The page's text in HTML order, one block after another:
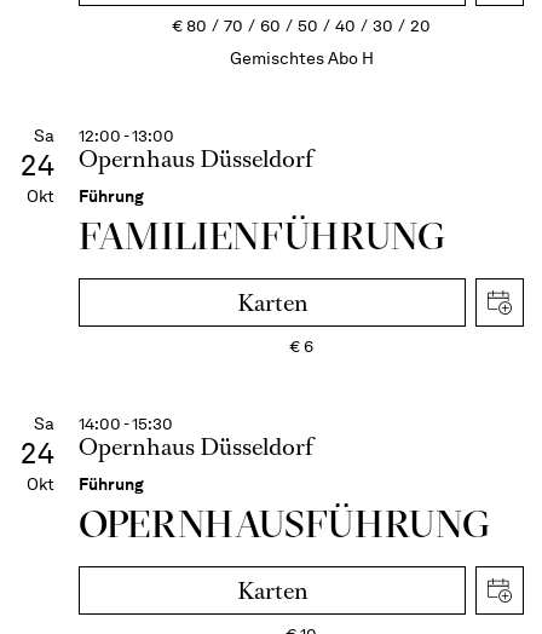
€80 70 60 50 40 30
20
Gemischtes Abo H
Sa
24
Okt
12:00 - 13:00
Opernhaus Düsseldorf
Führung
FAMI­LIEN­FÜH­RUNG
Karten
€6
Sa
24
Okt
14:00 - 15:30
Opernhaus Düsseldorf
Führung
OPERN­HAUS­FÜH­RUNG
Karten